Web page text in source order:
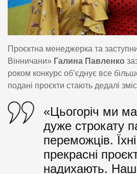
Проєктна менеджерка та
Вінничани» Галина Павленко
роком конкурс об’єднує все
подані проєкти стають дедалі
«Цьогоріч ми
дуже строкату
переможців. Їхні
прекрасні
надихають.